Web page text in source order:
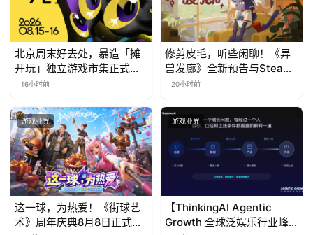
北京周末好去处，暴造「摊
开玩」独立游戏市集正式开
票！
16小时前
修剪皮毛，听些闲聊！《异
兽发廊》全新预告与Steam
免费试玩公开
20小时前
游戏业界
这一球，为热爱！《街球艺
术》周年庆典8月8日正式上
游戏业界
【ThinkingAI Agentic
Growth 全球泛娱乐行业峰